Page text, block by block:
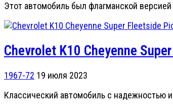
Этот автомобиль был флагманской
Chevrolet K10 Cheyenne
1967-72 19 июля 2023
Классический автомобиль с надежностью